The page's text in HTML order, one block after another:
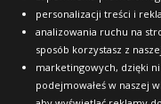
personalizacji treści i
analizowania ruchu na
sposób korzystasz z
marketingowych, dzięki
podejmowałeś w naszej